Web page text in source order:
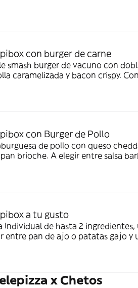
con burger de carne
smash burger de vacuno con
caramelizada y bacon crispy.
con Burger de Pollo
de pollo con queso
brioche. A elegir entre salsa
a tu gusto
Individual de hasta 2
entre pan de ajo o patatas gajo y
x Chetos